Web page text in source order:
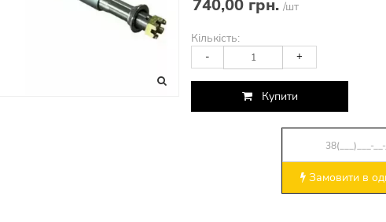
740,00 грн. /шт
Кількість:
- +
Купити
Замовити в